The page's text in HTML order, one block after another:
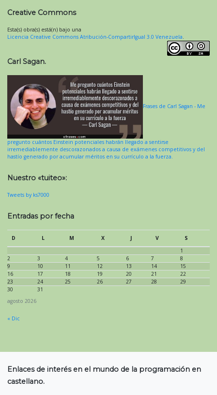
Creative Commons
Esta(s) obra(s) está(n) bajo una
Licencia Creative Commons Atribución-CompartirIgual 3.0 Venezuela
Carl Sagan.
Frases de Carl Sagan - Me
pregunto cuántos Einstein potenciales habrán llegado a sentirse
irremediablemente descorazonados a causa de exámenes competitivos y del
hastío generado por acumular méritos en su currículo a la fuerza.
Nuestro «tuiteo»:
Tweets by ks7000
Entradas por fecha
agosto 2026
D L M X J V
S
1
2
3 4 5 6 7
8
9
10 11 12 13 14
15
16
17 18 19 20 21
22
23
24 25 26 27 28
29
30
31
« Dic
Enlaces de interés en el mundo de la programación en
castellano.